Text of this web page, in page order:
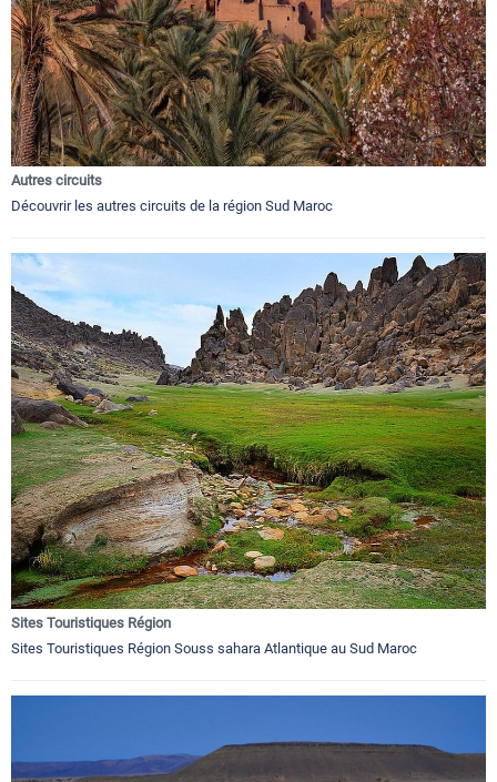
Autres circuits
Découvrir les autres circuits de la région Sud Maroc
Sites Touristiques Région
Sites Touristiques Région Souss sahara Atlantique au Sud Maroc